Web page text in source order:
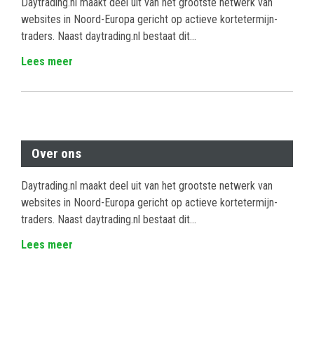
websites in Noord-Europa gericht op actieve kortetermijn-
traders. Naast daytrading.nl bestaat dit...
Lees meer
Over ons
Daytrading.nl maakt deel uit van het grootste netwerk van
websites in Noord-Europa gericht op actieve kortetermijn-
traders. Naast daytrading.nl bestaat dit...
Lees meer